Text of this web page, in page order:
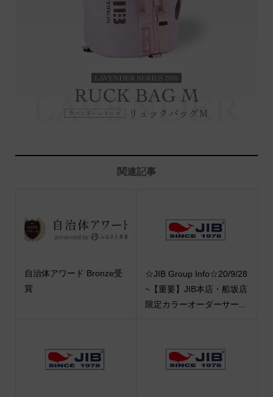
関連記事
自治体アワード Bronze受
賞
☆JIB Group Info☆20/9/28
~【重要】JIB本店・船坂店
限定カラーオーダーサー...